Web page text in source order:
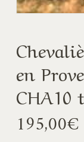
en
CHA10
195,00€